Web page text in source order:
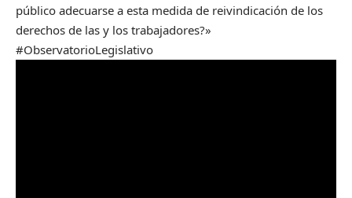
público adecuarse a esta medida de reivindicación de los
derechos de las y los trabajadores?»
#ObservatorioLegislativo